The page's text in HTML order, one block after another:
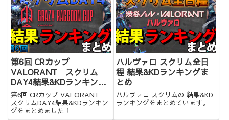
第6回 CRカップ
VALORANT スクリム
DAY4結果&KDランキング
まとめ
第6回 CRカップ VALORANT
スクリムDAY4結果&KDランキン
グをまとめました！
ハルヴァロ スクリム全日
程 結果&KDランキングま
とめ
ハルヴァロ スクリムの 結果&KD
ランキングをまとめています。